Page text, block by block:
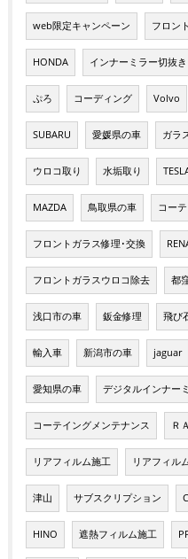
web限定キャンペーン フロン
HONDA インナーミラー切抜き
ぷろ コーディング Volvo
SUBARU 愛媛県の車 ガラ
ウロコ取り 水垢取り
MAZDA 鳥取県の車 コー
フロントガラス修理･交換
フロントガラスウロコ除去 都
浅口市の車 鈑金修理 飛び
輸入車 新潟市の車 jaguar
愛知県の車 デジタルインナー
コーテイングメンテナンス Ｒ
リアフィルム施工 リアフィル
津山 サブスクリプション
HINO 遮熱フィルム施工